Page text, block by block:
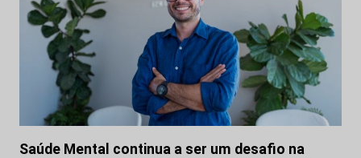
Saúde Mental continua a ser um desafio na